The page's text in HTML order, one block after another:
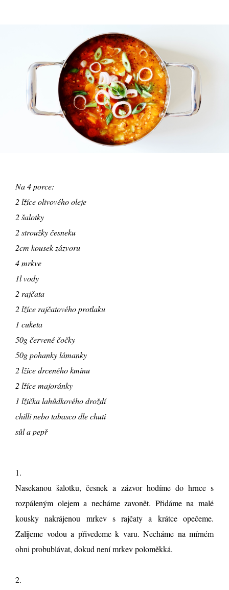
Na 4 porce:
2 lžíce olivového oleje
2 šalotky
2 stroužky česneku
2cm kousek zázvoru
4 mrkve
1l vody
2 rajčata
2 lžíce rajčatového protlaku
1 cuketa
50g červené čočky
50g pohanky lámanky
2 lžíce drceného kmínu
2 lžíce majoránky
1 lžička lahůdkového droždí
chilli nebo tabasco dle chuti
sůl a pepř
1.
Nasekanou šalotku, česnek a zázvor hodíme do hrnce s
rozpáleným olejem a necháme zavonět. Přidáme na malé
kousky nakrájenou mrkev s rajčaty a krátce opečeme.
Zalijeme vodou a přivedeme k varu. Necháme na mírném
ohni probublávat, dokud není mrkev poloměkká.
2.